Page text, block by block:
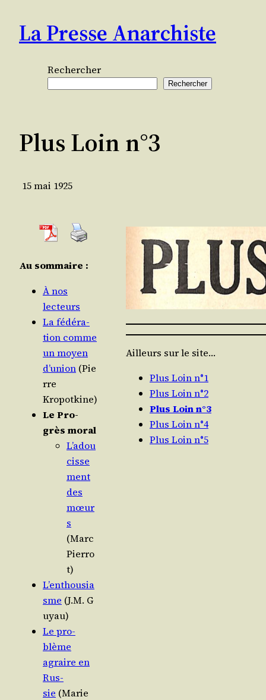
contenu
La Presse Anarchiste
Rechercher
Rechercher
Plus Loin n°3
15 mai 1925
Au som­maire :
À nos
lecteurs
La fédé­ra­
tion comme
un moyen
d’union (Pie
rre
Kropotkine)
Le Pro­
grès moral
L’adou
cisse
ment
des
mœur
s
(Marc
Pierro
t)
L’enthousia
sme (J.M. G
uyau)
Le pro­
blème
agraire en
Rus­
sie (Marie
Ailleurs sur le site…
Plus Loin n°1
Plus Loin n°2
Plus Loin n°3
Plus Loin n°4
Plus Loin n°5